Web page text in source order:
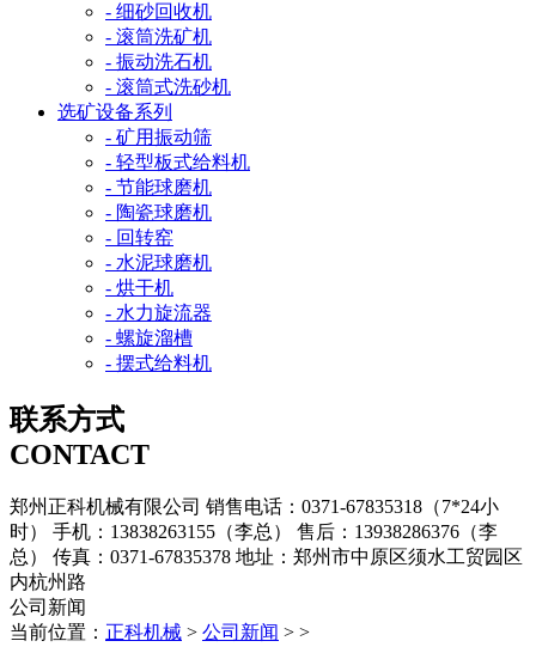
- 细砂回收机
- 滚筒洗矿机
- 振动洗石机
- 滚筒式洗砂机
选矿设备系列
- 矿用振动筛
- 轻型板式给料机
- 节能球磨机
- 陶瓷球磨机
- 回转窑
- 水泥球磨机
- 烘干机
- 水力旋流器
- 螺旋溜槽
- 摆式给料机
联系方式
CONTACT
郑州正科机械有限公司 销售电话：0371-67835318（7*24小
时）
手机：13838263155（李总）
售后：13938286376（李
总）
传真：0371-67835378 地址：郑州市中原区须水工贸园区
内杭州路
公司新闻
当前位置： 正科机械 > 公司新闻 > >